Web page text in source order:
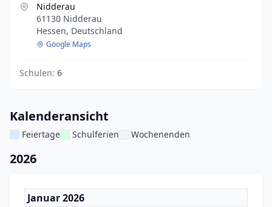
Nidderau
61130 Nidderau
Hessen, Deutschland
Google Maps
Schulen: 6
Kalenderansicht
Feiertage Schulferien Wochenenden
2026
Januar 2026